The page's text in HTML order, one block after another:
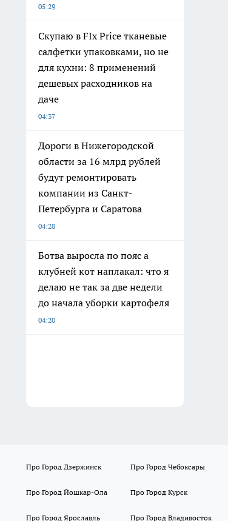
05:29
Скупаю в FIx Price тканевые
салфетки упаковками, но не
для кухни: 8 применений
дешевых расходников на
даче
04:37
Дороги в Нижегородской
области за 16 млрд рублей
будут ремонтировать
компании из Санкт-
Петербурга и Саратова
04:28
Ботва выросла по пояс а
клубней кот наплакал: что я
делаю не так за две недели
до начала уборки картофеля
04:20
Про Город Дзержинск Про Город Чебоксары
Про Город Йошкар-Ола Про Город Курск
Про Город Ярославль Про Город Владивосток